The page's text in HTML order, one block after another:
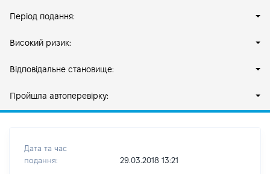
Період подання:
Високий ризик:
Відповідальне становище:
Пройшла автоперевірку:
Дата та час
подання:
29.03.2018 13:21